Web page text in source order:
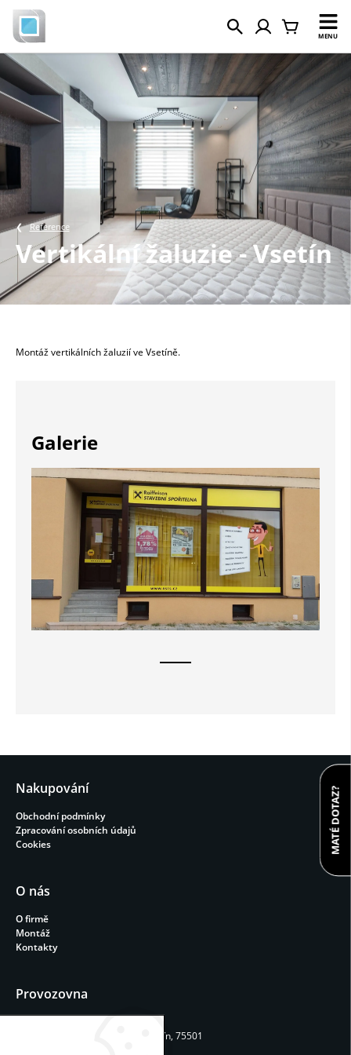
MENU
Reference
Vertikální žaluzie - Vsetín
Montáž vertikálních žaluzií ve Vsetíně.
Galerie
Nakupování
Obchodní podmínky
Zpracování osobních údajů
Cookies
O nás
O firmě
Montáž
Kontakty
Provozovna
Machalův dvůr 54, Rokytnice, Vsetín, 75501
MATÉ DOTAZ?